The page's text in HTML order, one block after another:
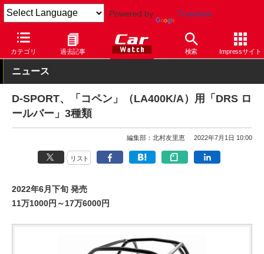
Powered by Translate
カテゴリ 過去記事 検索 Impressサイト
Car Watch 自動車 ダイハツ コペン
ニュース
D-SPORT、「コペン」（LA400K/A）用「DRS ロ
ールバー」3種類
編集部：北村友里恵 2022年7月1日 10:00
リスト
2022年6月下旬 発売
11万1000円～17万6000円